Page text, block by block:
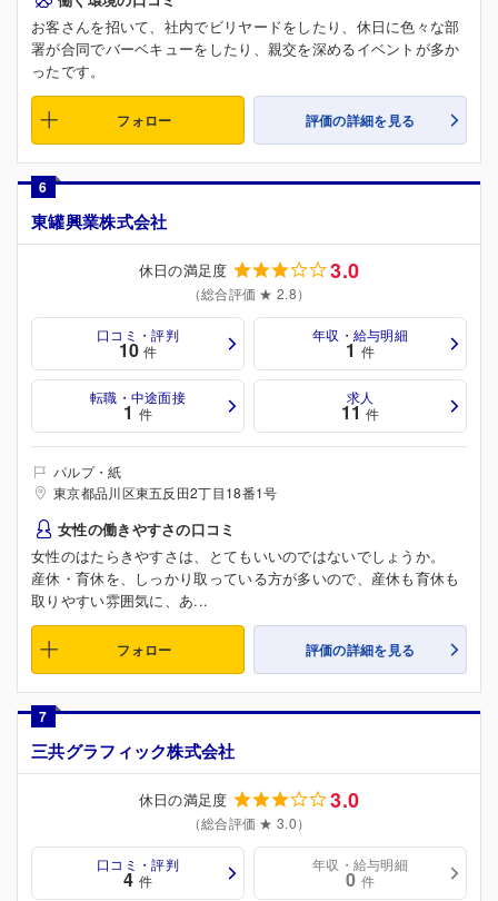
お客さんを招いて、社内でビリヤードをしたり、休日に色々な部
署が合同でバーベキューをしたり、親交を深めるイベントが多か
ったです。
フォロー 評価の詳細を見る
6
東罐興業株式会社
休日の満足度 3.0
（総合評価 ★ 2.8）
口コミ・評判
10 件
年収・給与明細
1 件
転職・中途面接
1 件
求人
11 件
パルプ・紙
東京都品川区東五反田2丁目18番1号
女性の働きやすさの口コミ
女性のはたらきやすさは、とてもいいのではないでしょうか。
産休・育休を、しっかり取っている方が多いので、産休も育休も
取りやすい雰囲気に、あ...
フォロー 評価の詳細を見る
7
三共グラフィック株式会社
休日の満足度 3.0
（総合評価 ★ 3.0）
口コミ・評判
4 件
年収・給与明細
0 件